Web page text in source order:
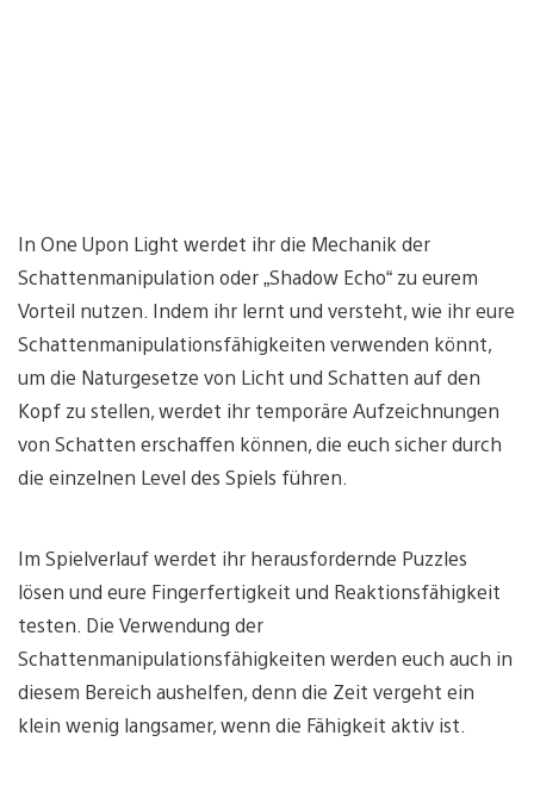
In One Upon Light werdet ihr die Mechanik der
Schattenmanipulation oder „Shadow Echo“ zu eurem
Vorteil nutzen. Indem ihr lernt und versteht, wie ihr eure
Schattenmanipulationsfähigkeiten verwenden könnt,
um die Naturgesetze von Licht und Schatten auf den
Kopf zu stellen, werdet ihr temporäre Aufzeichnungen
von Schatten erschaffen können, die euch sicher durch
die einzelnen Level des Spiels führen.
Im Spielverlauf werdet ihr herausfordernde Puzzles
lösen und eure Fingerfertigkeit und Reaktionsfähigkeit
testen. Die Verwendung der
Schattenmanipulationsfähigkeiten werden euch auch in
diesem Bereich aushelfen, denn die Zeit vergeht ein
klein wenig langsamer, wenn die Fähigkeit aktiv ist.